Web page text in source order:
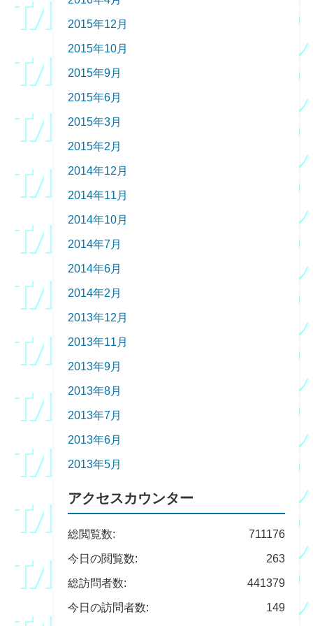
2015年12月
2015年10月
2015年9月
2015年6月
2015年3月
2015年2月
2014年12月
2014年11月
2014年10月
2014年7月
2014年6月
2014年2月
2013年12月
2013年11月
2013年9月
2013年8月
2013年7月
2013年6月
2013年5月
アクセスカウンター
711176
総閲覧数:
263
今日の閲覧数:
441379
総訪問者数:
149
今日の訪問者数: